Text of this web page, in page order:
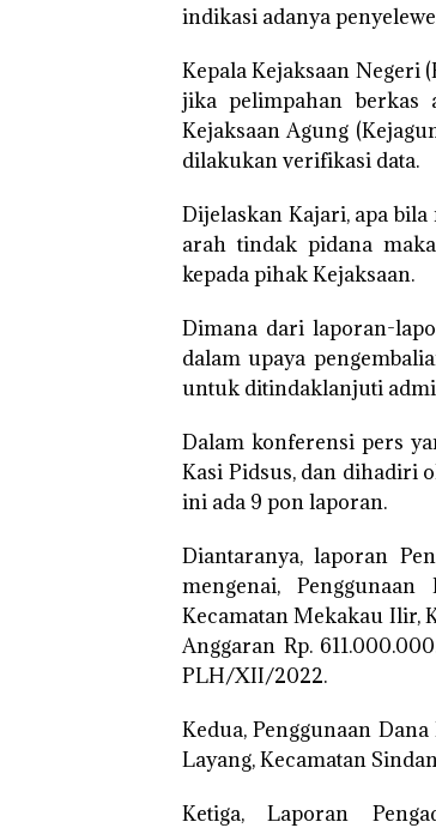
indikasi adanya
Kepala Kejaksaan Negeri
jika pelimpahan berkas
Kejaksaan Agung
dilakukan verifikasi data.
Dijelaskan Kajari, apa
arah tindak pidana
kepada pihak Kejaksaan.
Dimana dari laporan-
dalam upaya
untuk ditindaklanjuti
Dalam konferensi pers
Kasi Pidsus, dan dihadiri
ini ada 9 pon laporan.
Diantaranya, laporan
mengenai,
Kecamatan Mekakau Ilir,
Anggaran Rp.
PLH/XII/2022.
Kedua, Penggunaan
Layang, Kecamatan
Ketiga, Laporan